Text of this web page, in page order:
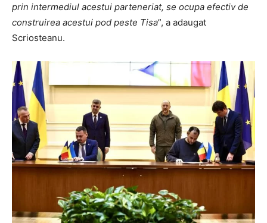
prin intermediul acestui parteneriat, se ocupa efectiv de
construirea acestui pod peste Tisa”, a adaugat
Scriosteanu.